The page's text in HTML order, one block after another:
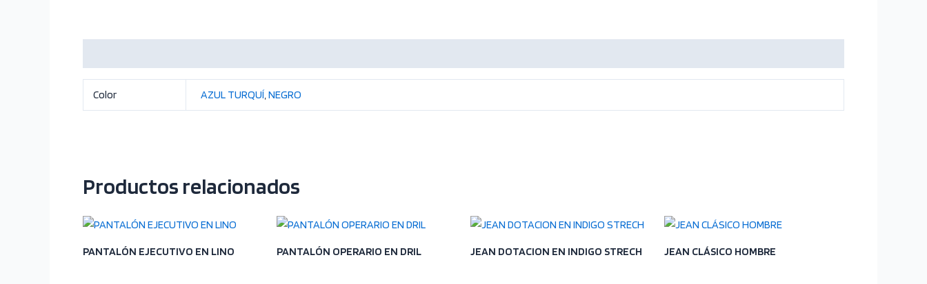
Color AZUL TURQUÍ,NEGRO
Productos relacionados
PANTALÓN EJECUTIVO EN LINO PANTALÓN OPERARIO EN DRIL JEAN DOTACION EN INDIGO STRECH JEAN CLÁSICO HOMBRE